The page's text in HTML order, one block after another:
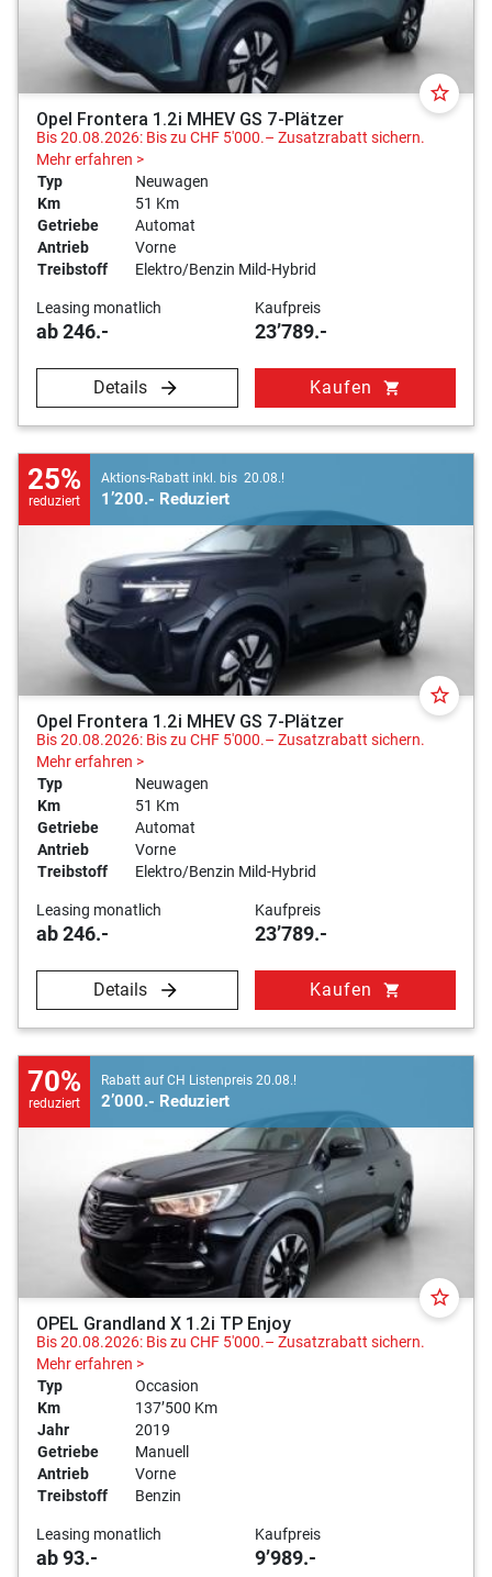
star_border
Opel Frontera 1.2i MHEV GS 7-Plätzer
Bis 20.08.2026: Bis zu CHF 5'000.– Zusatzrabatt sichern.
Mehr erfahren >
Typ
Neuwagen
Km
51 Km
Getriebe
Automat
Antrieb
Vorne
Treibstoff
Elektro/Benzin Mild-Hybrid
Leasing monatlich
ab 246.-
Kaufpreis
23’789.-
Details Kaufen shopping_cart
25%
reduziert
Aktions-Rabatt inkl. bis 20.08.!
1’200.- Reduziert
star_border
Opel Frontera 1.2i MHEV GS 7-Plätzer
Bis 20.08.2026: Bis zu CHF 5'000.– Zusatzrabatt sichern.
Mehr erfahren >
Typ
Neuwagen
Km
51 Km
Getriebe
Automat
Antrieb
Vorne
Treibstoff
Elektro/Benzin Mild-Hybrid
Leasing monatlich
ab 246.-
Kaufpreis
23’789.-
Details Kaufen shopping_cart
70%
reduziert
Rabatt auf CH Listenpreis 20.08.!
2’000.- Reduziert
star_border
OPEL Grandland X 1.2i TP Enjoy
Bis 20.08.2026: Bis zu CHF 5'000.– Zusatzrabatt sichern.
Mehr erfahren >
Typ
Occasion
Km
137’500 Km
Jahr
2019
Getriebe
Manuell
Antrieb
Vorne
Treibstoff
Benzin
Leasing monatlich
ab 93.-
Kaufpreis
9’989.-